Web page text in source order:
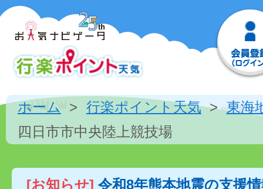
ホーム 行楽ポイント天気
東海
四日市市中央陸上競技場
[お知らせ] 令和8年熊本地震の支援